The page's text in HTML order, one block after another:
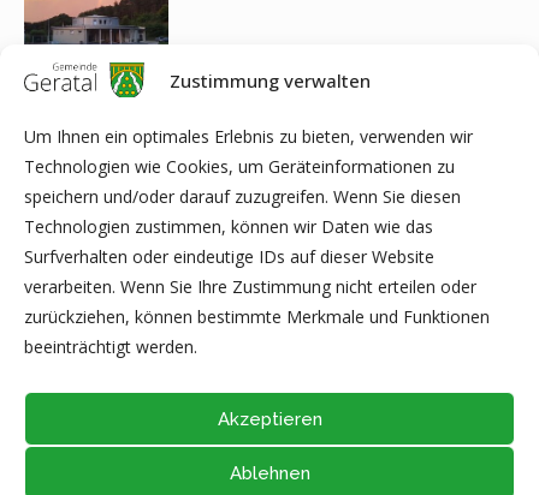
Zustimmung verwalten
Um Ihnen ein optimales Erlebnis zu bieten, verwenden wir
Technologien wie Cookies, um Geräteinformationen zu
speichern und/oder darauf zuzugreifen. Wenn Sie diesen
Technologien zustimmen, können wir Daten wie das
Surfverhalten oder eindeutige IDs auf dieser Website
verarbeiten. Wenn Sie Ihre Zustimmung nicht erteilen oder
zurückziehen, können bestimmte Merkmale und Funktionen
beeinträchtigt werden.
Akzeptieren
Ablehnen
Frischecenter